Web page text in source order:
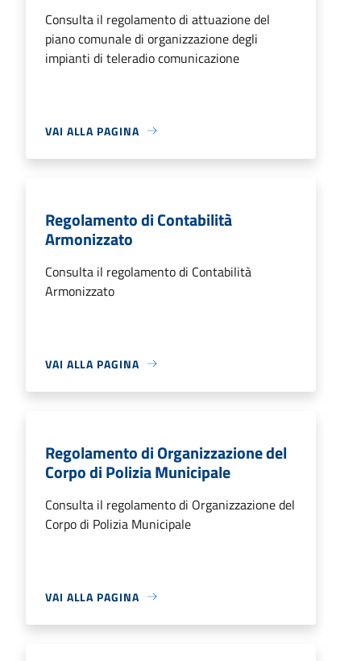
Consulta il regolamento di attuazione del
piano comunale di organizzazione degli
impianti di teleradio comunicazione
VAI ALLA PAGINA
Regolamento di Contabilità
Armonizzato
Consulta il regolamento di Contabilità
Armonizzato
VAI ALLA PAGINA
Regolamento di Organizzazione del
Corpo di Polizia Municipale
Consulta il regolamento di Organizzazione del
Corpo di Polizia Municipale
VAI ALLA PAGINA